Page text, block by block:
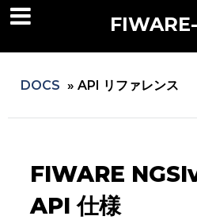
DOCS » API リファレンス
FIWARE
API 仕様